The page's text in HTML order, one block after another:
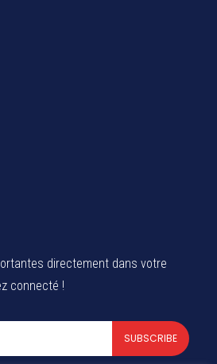
directement dans votre
connecté !
SUBSCRIBE